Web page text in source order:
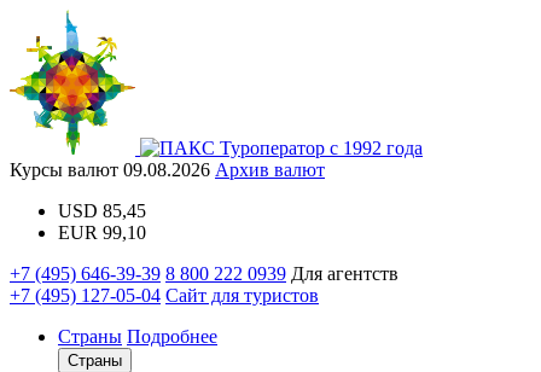
Туроператор с 1992 года
Курсы валют 09.08.2026 Архив валют
USD 85,45
EUR 99,10
+7 (495) 646-39-39 8 800 222 0939 Для агентств
+7 (495) 127-05-04 Сайт для туристов
Страны Подробнее
Страны